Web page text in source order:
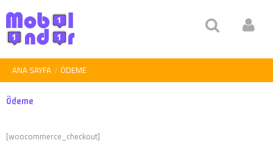
ANA SAYFA ÖDEME
Ödeme
[woocommerce_checkout]